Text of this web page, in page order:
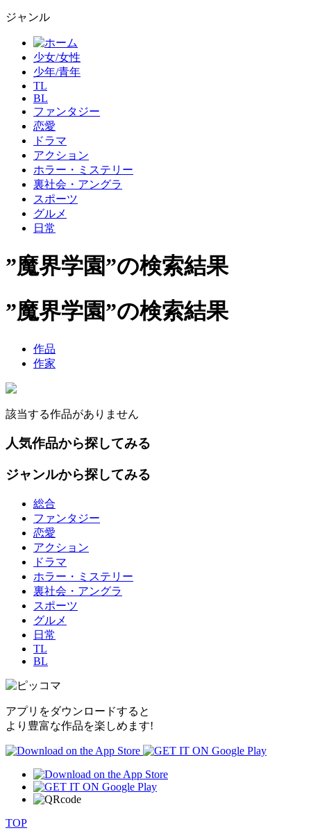
ジャンル
少女/女性
少年/青年
TL
BL
ファンタジー
恋愛
ドラマ
アクション
ホラー・ミステリー
裏社会・アングラ
スポーツ
グルメ
日常
”魔界学園”の検索結果
”魔界学園”の検索結果
作品
作家
該当する作品がありません
人気作品から探してみる
ジャンルから探してみる
総合
ファンタジー
恋愛
アクション
ドラマ
ホラー・ミステリー
裏社会・アングラ
スポーツ
グルメ
日常
TL
BL
アプリをダウンロードすると
より豊富な作品を楽しめます!
TOP